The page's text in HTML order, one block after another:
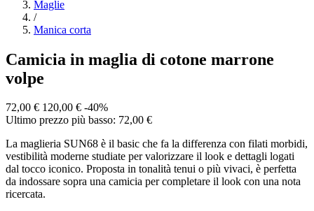
Maglie
/
Manica corta
Camicia in maglia di cotone marrone
volpe
72,00 € 120,00 € -40%
Ultimo prezzo più basso: 72,00 €
La maglieria SUN68 è il basic che fa la differenza con filati morbidi,
vestibilità moderne studiate per valorizzare il look e dettagli logati
dal tocco iconico. Proposta in tonalità tenui o più vivaci, è perfetta
da indossare sopra una camicia per completare il look con una nota
ricercata.